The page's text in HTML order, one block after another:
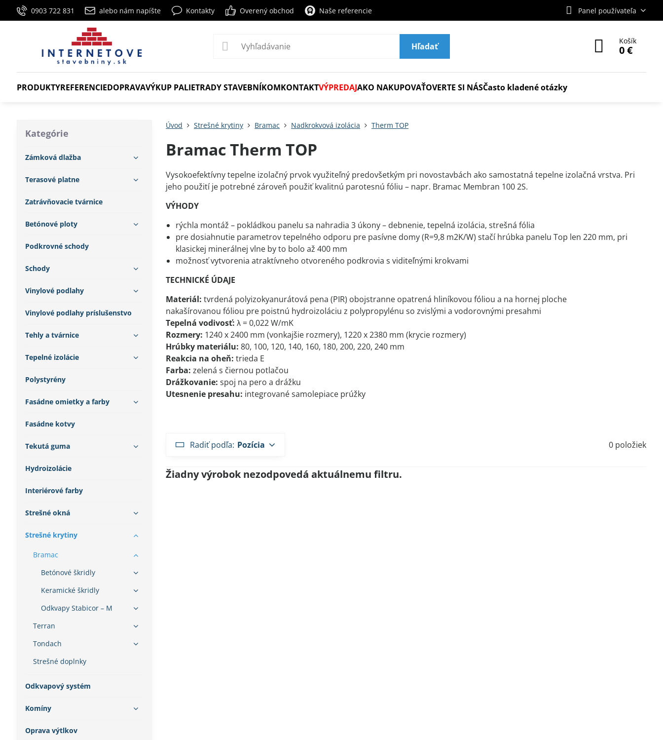
0903 722 831 alebo nám napíšte Kontakty Overený obchod Naše referencie Panel používateľa
Hľadať
Košík
0 €
PRODUKTYREFERENCIEDOPRAVAVÝKUP PALIETRADY STAVEBNÍKOMKONTAKTVÝPREDAJAKO NAKUPOVAŤOVERTE SI NÁSČasto kladené otázky
Úvod Strešné krytiny Bramac Nadkrokvová izolácia Therm TOP
Bramac Therm TOP
Vysokoefektívny tepelne izolačný prvok využiteľný predovšetkým pri novostavbách ako samostatná tepelne izolačná vrstva. Pri
jeho použití je potrebné zároveň použiť kvalitnú parotesnú fóliu – napr. Bramac Membran 100 2S.
VÝHODY
rýchla montáž – pokládkou panelu sa nahradia 3 úkony – debnenie, tepelná izolácia, strešná fólia
pre dosiahnutie parametrov tepelného odporu pre pasívne domy (R=9,8 m2K/W) stačí hrúbka panelu Top len 220 mm, pri
klasickej minerálnej vlne by to bolo až 400 mm
možnosť vytvorenia atraktívneho otvoreného podkrovia s viditeľnými krokvami
TECHNICKÉ ÚDAJE
Materiál: tvrdená polyizokyanurátová pena (PIR) obojstranne opatrená hliníkovou fóliou a na hornej ploche
nakašírovanou fóliou pre poistnú hydroizoláciu z polypropylénu so zvislými a vodorovnými presahmi
Tepelná vodivosť: λ = 0,022 W/mK
Rozmery: 1240 x 2400 mm (vonkajšie rozmery), 1220 x 2380 mm (krycie rozmery)
Hrúbky materiálu: 80, 100, 120, 140, 160, 180, 200, 220, 240 mm
Reakcia na oheň: trieda E
Farba: zelená s čiernou potlačou
Drážkovanie: spoj na pero a drážku
Utesnenie presahu: integrované samolepiace prúžky
Radiť podľa: Pozícia 0 položiek
Kategórie
Zámková dlažba
Terasové platne
Zatrávňovacie tvárnice
Betónové ploty
Podkrovné schody
Schody
Vinylové podlahy
Vinylové podlahy príslušenstvo
Tehly a tvárnice
Tepelné izolácie
Polystyrény
Fasádne omietky a farby
Fasádne kotvy
Tekutá guma
Hydroizolácie
Interiérové farby
Strešné okná
Strešné krytiny
Bramac
Betónové škridly
Keramické škridly
Odkvapy Stabicor – M
Terran
Tondach
Strešné doplnky
Odkvapový systém
Komíny
Oprava výtlkov